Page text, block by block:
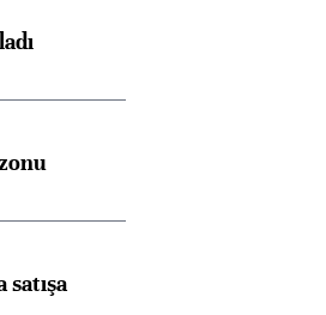
hazırlanıyor
satışa